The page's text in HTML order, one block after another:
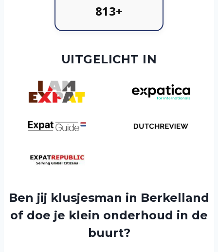
813+
UITGELICHT IN
Ben jij klusjesman in Berkelland
of doe je klein onderhoud in de
buurt?